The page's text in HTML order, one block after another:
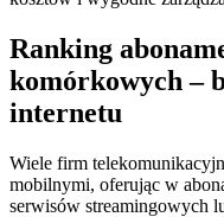
Ranking
komórkowych –
internetu
Wiele firm
mobilnymi, oferując w
serwisów streamingowych